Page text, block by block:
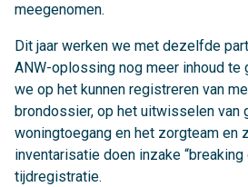
meegenomen.
Dit jaar werken we met dezelfde
ANW-oplossing nog meer inhoud te
we op het kunnen registreren van
brondossier, op het uitwisselen van
woningtoegang en het zorgteam en
inventarisatie doen inzake “breaking
tijdregistratie.